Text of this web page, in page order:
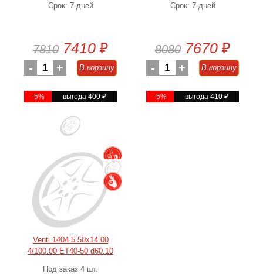
Срок: 7 дней
7810 7410 ₽
- 1 + В корзину
-5% выгода 400 ₽
Срок: 7 дней
8080 7670 ₽
- 1 + В корзину
-5% выгода 410 ₽
Venti 1404 5.50x14.00
4/100.00 ET40-50 d60.10
Под заказ 4 шт.